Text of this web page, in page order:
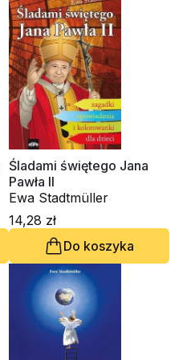
Śladami świętego Jana
Pawła II
Ewa Stadtmüller
14,28 zł
Do koszyka